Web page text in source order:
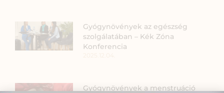
Gyógynövények az egészség
szolgálatában – Kék Zóna
Konferencia
Gyógynövények a menstruáció